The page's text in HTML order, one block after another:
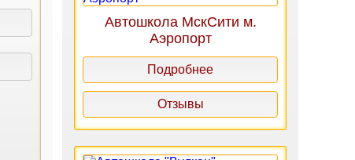
Автошкола МскСити м.
Аэропорт
Подробнее
Отзывы